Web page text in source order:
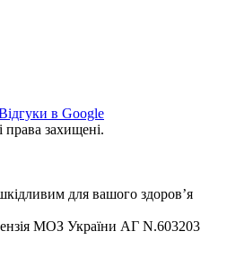
в Google
захищені.
для вашого здоров’я
МОЗ України АГ N.603203